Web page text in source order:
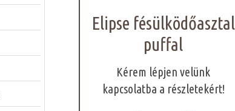
Elipse fésülködőasztal
puffal
Kérem lépjen velünk
kapcsolatba a részletekért!